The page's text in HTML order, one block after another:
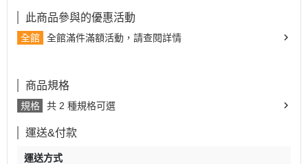
此商品參與的優惠活動
全館 全館滿件滿額活動，請查閱詳情
商品規格
規格 共 2 種規格可選
運送&付款
運送方式